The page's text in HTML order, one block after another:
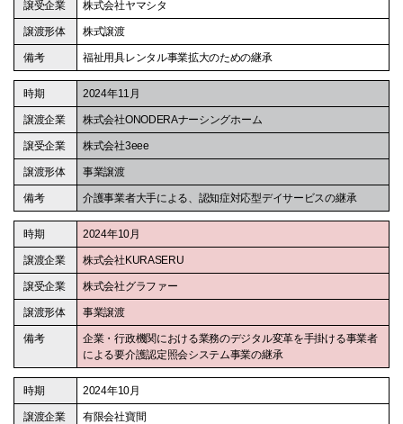
株式会社ヤマシタ
株式譲渡
福祉用具レンタル事業拡大のための継承
2024年11月
株式会社ONODERAナーシングホーム
株式会社3eee
事業譲渡
介護事業者大手による、認知症対応型デイサービスの継承
2024年10月
株式会社KURASERU
株式会社グラファー
事業譲渡
企業・行政機関における業務のデジタル変革を手掛ける事業者
による要介護認定照会システム事業の継承
2024年10月
有限会社寶間